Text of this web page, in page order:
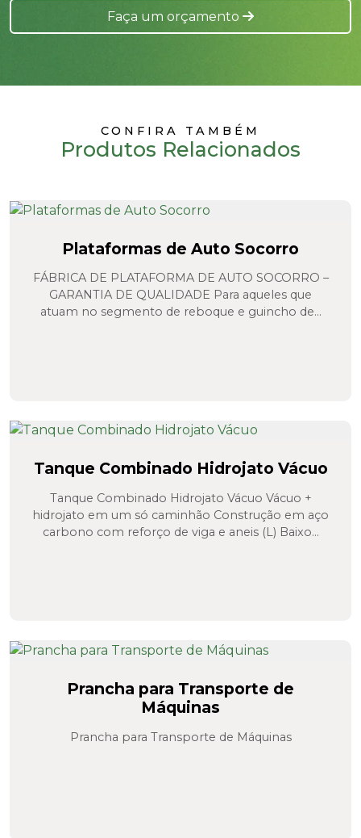
Faça um orçamento
CONFIRA TAMBÉM
Produtos Relacionados
Plataformas de Auto Socorro
FÁBRICA DE PLATAFORMA DE AUTO SOCORRO –
GARANTIA DE QUALIDADE Para aqueles que
atuam no segmento de reboque e guincho de...
Tanque Combinado Hidrojato Vácuo
Tanque Combinado Hidrojato Vácuo Vácuo +
hidrojato em um só caminhão Construção em aço
carbono com reforço de viga e aneis (L) Baixo...
Prancha para Transporte de
Máquinas
Prancha para Transporte de Máquinas